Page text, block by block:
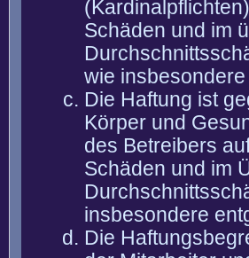
Schäden und im
wie
Die Haftung ist
Körper und
des Betreibers
Schäden und im
insbesondere
Die